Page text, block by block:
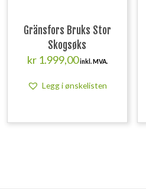
Gränsfors Bruks Stor
Skogsøks
kr1.999,00inkl. MVA.
Legg i ønskelisten